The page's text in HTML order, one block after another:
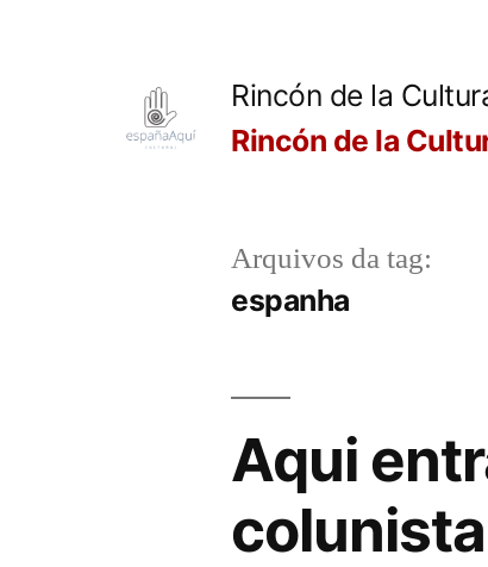
Rincón de la
Rincón de la
Arquivos da tag:
espanha
Aqui
colunista